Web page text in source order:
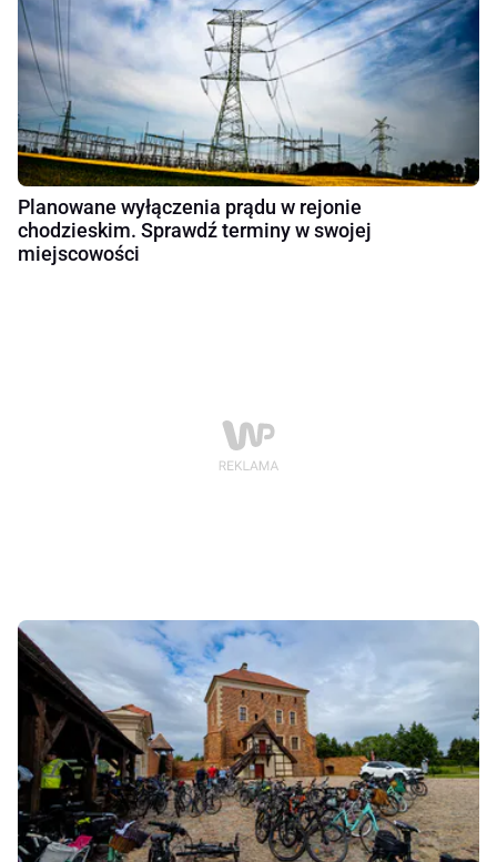
Planowane wyłączenia prądu w rejonie
chodzieskim. Sprawdź terminy w swojej
miejscowości